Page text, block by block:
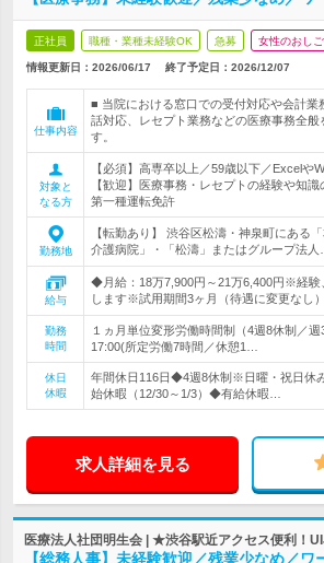
正社員 職種・業種未経験OK 急募 女性のおし
情報更新日：2026/06/17 終了予定日： 2026/12/07
仕事内容
■ 当院における窓口での受付対応や会計業
話対応、レセプト業務などの医療事務全般
す。
対象と
なる方
【必須】高専卒以上／59歳以下／Excel
【歓迎】医療事務・レセプトの経験や知
第一種運転免許
勤務地
【転勤あり】 渋谷区松濤・神泉町にある
介護病院」・「松濤」またはグループ法人…
給与
◆月給：18万7,900円～21万6,400円※経験
します※試用期間3ヶ月（待遇に変更なし
勤務
時間
１ヵ月単位変形労働時間制（4週8休制／
17:00(所定労働7時間／休憩1…
休日
休暇
年間休日116日◆4週8休制※日曜・祝日
始休暇（12/30～1/3）◆有給休暇…
求人詳細を見る
医療法人社団明生会 | ★渋谷駅近アクセス便利！
【総務人事】未経験歓迎／残業少なめ／